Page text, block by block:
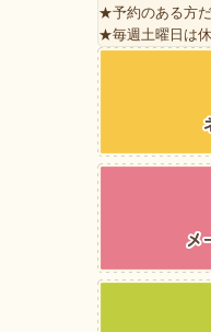
★予約のある方
★毎週土曜日は